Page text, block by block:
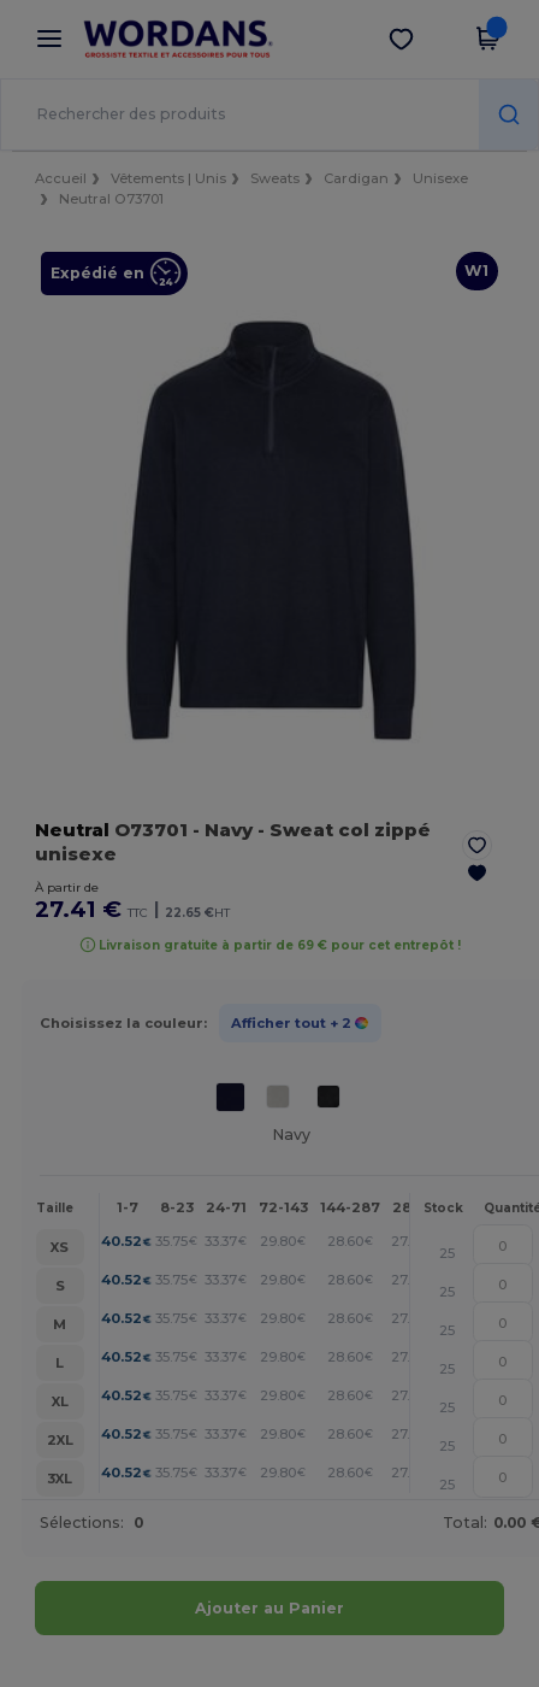
× Appli Wordans
Meilleurs prix sur l’app !
Obtenir l'appli
Accueil Vêtements | Unis Sweats Cardigan
Unisexe
Neutral O73701
W1
Expédié en
Neutral O73701 - Navy- Sweat col zippé
unisexe
À partir de
27.41 € TTC | 22.65 €HT
Livraison gratuite à partir de 69 € pour cet entrepôt !
Choisissez la couleur: Afficher tout + 2
Navy
Taille 1-7 8-23 24-71 72-143 144-287 288 + Plus
Stock
XS 40.52 € 35.75€ 33.37€ 29.80€ 28.60€ 27.41 +
25
S
40.52 € 35.75€ 33.37€ 29.80€ 28.60€ 27.41 +
25
M
40.52 € 35.75€ 33.37€ 29.80€ 28.60€ 27.41 +
25
L
40.52 € 35.75€ 33.37€ 29.80€ 28.60€ 27.41 +
25
XL
40.52 € 35.75€ 33.37€ 29.80€ 28.60€ 27.41 +
25
2XL
40.52 € 35.75€ 33.37€ 29.80€ 28.60€ 27.41 +
25
3XL
40.52 € 35.75€ 33.37€ 29.80€ 28.60€ 27.41 +
25
Sélections: 0 Total: 0.00
Ajouter au Panier